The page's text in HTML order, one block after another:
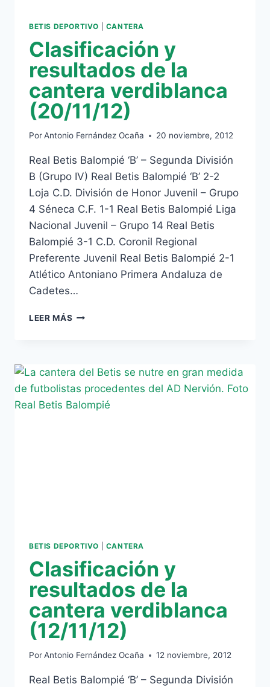
BETIS DEPORTIVO CANTERA
Clasificación y
resultados de la
cantera verdiblanca
(20/11/12)
PorAntonio Fernández Ocaña 20 noviembre, 2012
Real Betis Balompié ‘B’ – Segunda División
B (Grupo IV) Real Betis Balompié ‘B’ 2-2
Loja C.D. División de Honor Juvenil – Grupo
4 Séneca C.F. 1-1 Real Betis Balompié Liga
Nacional Juvenil – Grupo 14 Real Betis
Balompié 3-1 C.D. Coronil Regional
Preferente Juvenil Real Betis Balompié 2-1
Atlético Antoniano Primera Andaluza de
Cadetes…
LEER MÁS CLASIFICACIÓN
LA
CANTERA
VERDIBLANCA
(20/11/12)
BETIS DEPORTIVO CANTERA
Clasificación y
resultados de la
cantera verdiblanca
(12/11/12)
PorAntonio Fernández Ocaña 12 noviembre, 2012
Real Betis Balompié ‘B’ – Segunda División